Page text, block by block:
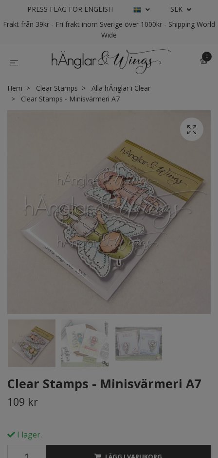
PRESS FLAG FOR ENGLISH
SEK
Frakt från 39kr - Fri frakt inom Sverige över 1000kr - Shipping World
Wide
0
Hem Clear Stamps
Alla hÄnglar i Clear
Clear Stamps - Minisvärmeri A7
Clear Stamps - Minisvärmeri A7
109 kr
I lager.